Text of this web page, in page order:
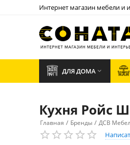
Интернет магазин мебели и
ДЛЯ ДОМА 
Кухня Ройс
Главная / Бренды / ДСВ